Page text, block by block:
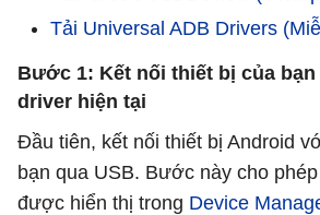
Tải Universal ADB Drivers
Bước 1: Kết nối thiết bị của
driver hiện tại
Đầu tiên, kết nối thiết bị Android
bạn qua USB. Bước này cho
được hiển thị trong Device